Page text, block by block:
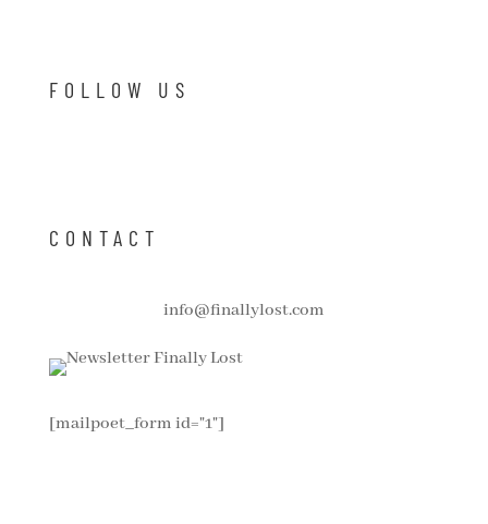
FOLLOW US
CONTACT
info@finallylost.com
[mailpoet_form id="1"]